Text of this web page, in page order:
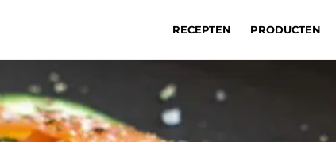
RECEPTEN PRODUCTEN